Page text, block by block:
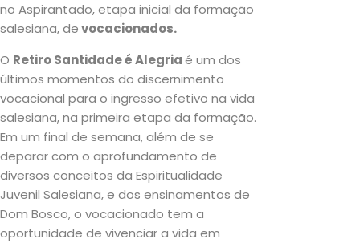
no Aspirantado, etapa inicial da formação
salesiana, devocacionados.
O Retiro Santidade é Alegriaé um dos
últimos momentos do discernimento
vocacional para o ingresso efetivo na vida
salesiana, na primeira etapa da formação.
Em um final de semana, além de se
deparar com o aprofundamento de
diversos conceitos da Espiritualidade
Juvenil Salesiana, e dos ensinamentos de
Dom Bosco, o vocacionado tem a
oportunidade de vivenciar a vida em